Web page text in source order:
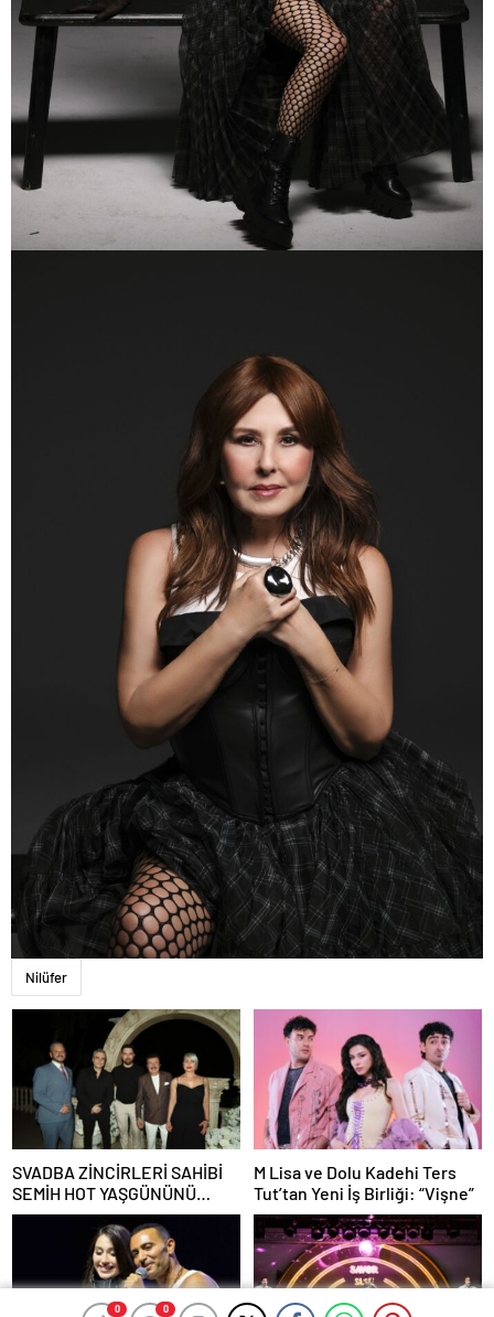
0 0
0 0
Nilüfer
SVADBA ZİNCİRLERİ SAHİBİ
SEMİH HOT YAŞGÜNÜNÜ
SANAT VE CEMİYET
DÜNYASININ ÜNLÜ
İSİMLERİYLE KUTLADI!
M Lisa ve Dolu Kadehi Ters
Tut’tan Yeni İş Birliği: “Vişne”